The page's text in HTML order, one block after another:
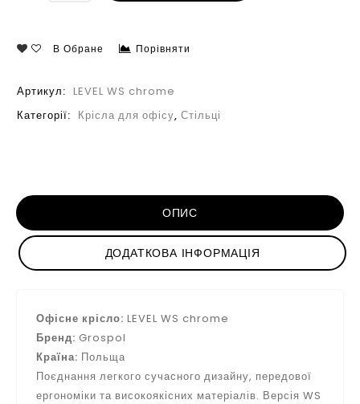
В Обране Порівняти
Артикул: LEVEL WS chrome
Категорії: Крісла для офісу, Стільці
ОПИС
ДОДАТКОВА ІНФОРМАЦІЯ
Офісне крісло: LEVEL WS chrome
Бренд: Grospol
Країна: Польща
Поєднання легкого сучасного дизайну, передової
ергономіки та високоякісних матеріалів. Версія WS